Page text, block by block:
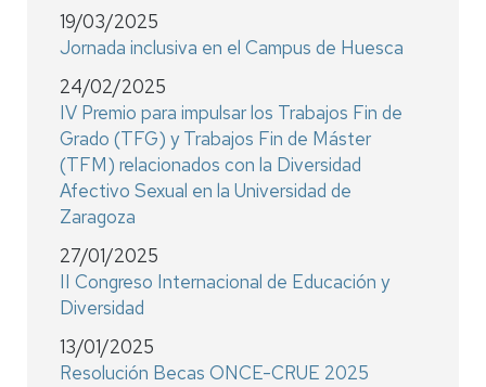
19/03/2025
Jornada inclusiva en el Campus de Huesca
24/02/2025
IV Premio para impulsar los Trabajos Fin de
Grado (TFG) y Trabajos Fin de Máster
(TFM) relacionados con la Diversidad
Afectivo Sexual en la Universidad de
Zaragoza
27/01/2025
II Congreso Internacional de Educación y
Diversidad
13/01/2025
Resolución Becas ONCE-CRUE 2025